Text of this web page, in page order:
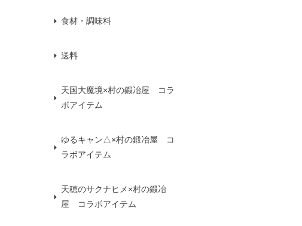
食材・調味料
送料
天国大魔境×村の鍛冶屋 コラ
ボアイテム
ゆるキャン△×村の鍛冶屋 コ
ラボアイテム
天穂のサクナヒメ×村の鍛冶
屋 コラボアイテム